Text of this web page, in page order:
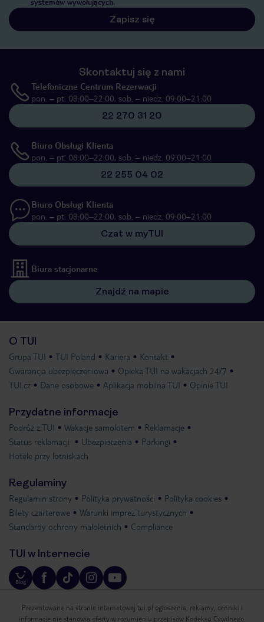
Zapisz się
Skontaktuj się z nami
Telefoniczne Centrum Rezerwacji
pon. – pt. 08:00–22:00, sob. – niedz. 09:00–21:00
22 270 31 20
Biuro Obsługi Klienta
pon. – pt. 08:00–22:00, sob. – niedz. 09:00–21:00
22 255 04 02
Biuro Obsługi Klienta
pon. – pt. 08:00–22:00, sob. – niedz. 09:00–21:00
Czat w myTUI
Biura stacjonarne
Znajdź na mapie
O TUI
Grupa TUI TUI Poland Kariera
Kontakt
Gwarancja ubezpieczeniowa
Opieka TUI na wakacjach 24/7
TUI.cz
Dane osobowe Aplikacja mobilna TUI Opinie TUI
Przydatne informacje
Podróż z TUI Wakacje samolotem
Reklamacje
Status reklamacji
Ubezpieczenia
Parkingi
Hotele przy lotniskach
Regulaminy
Regulamin strony Polityka prywatności
Polityka cookies
Bilety czarterowe
Warunki imprez turystycznych
Standardy ochrony małoletnich
Compliance
TUI w Internecie
Prezentowane na stronie internetowej tui.pl ogłoszenia, reklamy, cenniki i
informacje nie stanowią oferty w rozumieniu przepisów Kodeksu Cywilnego.